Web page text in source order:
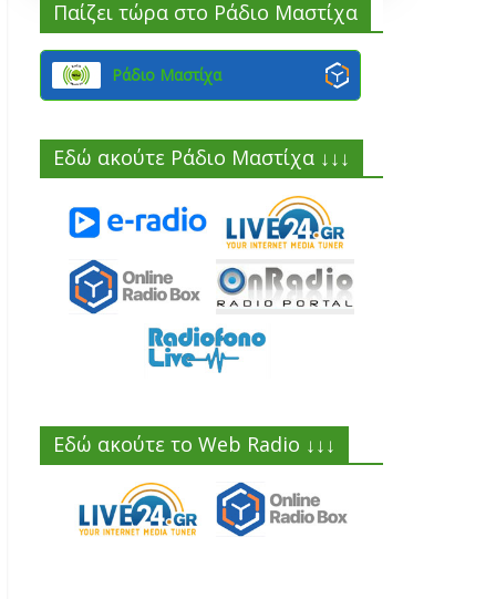
Παίζει τώρα στο Ράδιο Μαστίχα
Ράδιο Μαστίχα
Εδώ ακούτε Ράδιο Μαστίχα ↓↓↓
Εδώ ακούτε το Web Radio ↓↓↓